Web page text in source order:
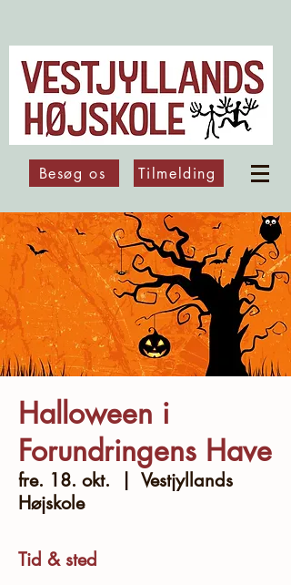
Besøg os Tilmelding
Halloween i
Forundringens Have
fre. 18. okt.
  |
Vestjyllands
Højskole
Tid & sted